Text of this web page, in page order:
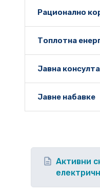
Рационално
Топлотна
Јавна
Јавне набавке
Активни